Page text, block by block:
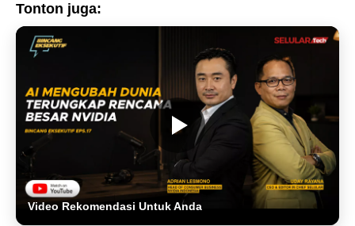
Tonton juga:
Video Rekomendasi Untuk Anda